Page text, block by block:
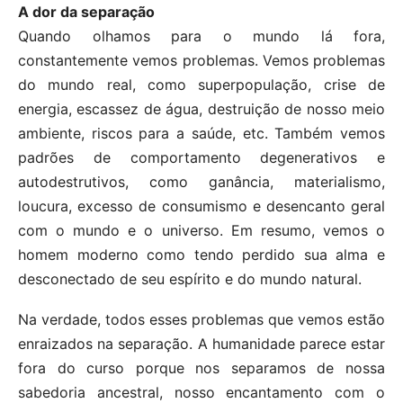
A dor da separação
Quando olhamos para o mundo lá fora,
constantemente vemos problemas. Vemos problemas
do mundo real, como superpopulação, crise de
energia, escassez de água, destruição de nosso meio
ambiente, riscos para a saúde, etc. Também vemos
padrões de comportamento degenerativos e
autodestrutivos, como ganância, materialismo,
loucura, excesso de consumismo e desencanto geral
com o mundo e o universo. Em resumo, vemos o
homem moderno como tendo perdido sua alma e
desconectado de seu espírito e do mundo natural.
Na verdade, todos esses problemas que vemos estão
enraizados na separação. A humanidade parece estar
fora do curso porque nos separamos de nossa
sabedoria ancestral, nosso encantamento com o